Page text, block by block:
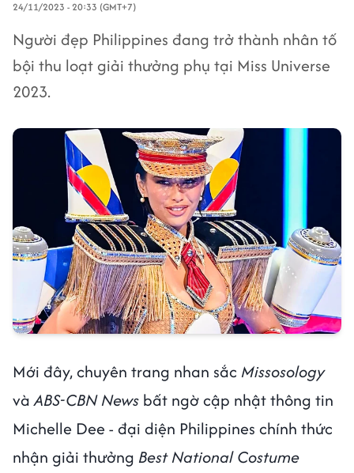
24/11/2023 - 20:33 (GMT+7)
Người đẹp Philippines đang trở thành nhân tố
bội thu loạt giải thưởng phụ tại Miss Universe
2023.
Mới đây, chuyên trang nhan sắc Missosology
vàABS-CBN News bất ngờ cập nhật thông tin
Michelle Dee - đại diện Philippines chính thức
nhận giải thưởng Best National Costume